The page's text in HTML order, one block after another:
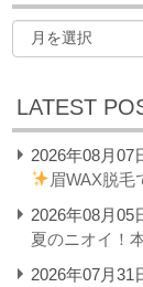
LATEST
2026年08月07
眉WAX脱毛
2026年08月05
夏のニオイ！
2026年07月31